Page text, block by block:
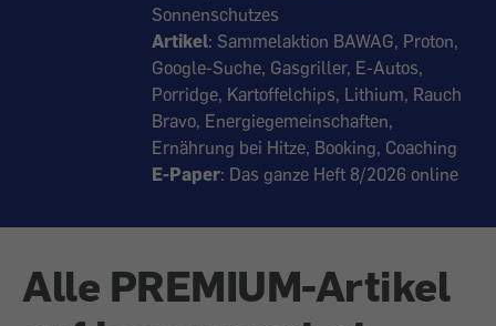
Sonnenschutzes
Artikel: Sammelaktion BAWAG, Proton,
Google-Suche, Gasgriller, E-Autos,
Porridge, Kartoffelchips, Lithium, Rauch
Bravo, Energiegemeinschaften,
Ernährung bei Hitze, Booking, Coaching
E-Paper: Das ganze Heft 8/2026 online
Alle PREMIUM-Artikel